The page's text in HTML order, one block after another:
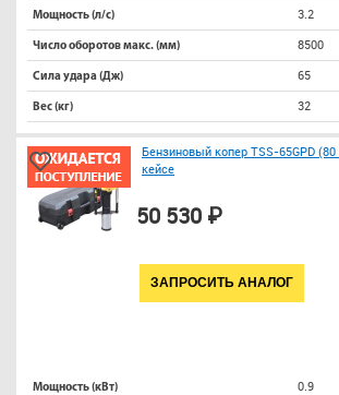
Мощность (л/с) 3.2
Число оборотов макс. (мм) 8500
Сила удара (Дж) 65
Вес (кг) 32
Бензиновый копер TSS-65GPD
кейсе
50 530 ₽
ЗАПРОСИТЬ АНАЛОГ
Мощность (кВт) 0.9